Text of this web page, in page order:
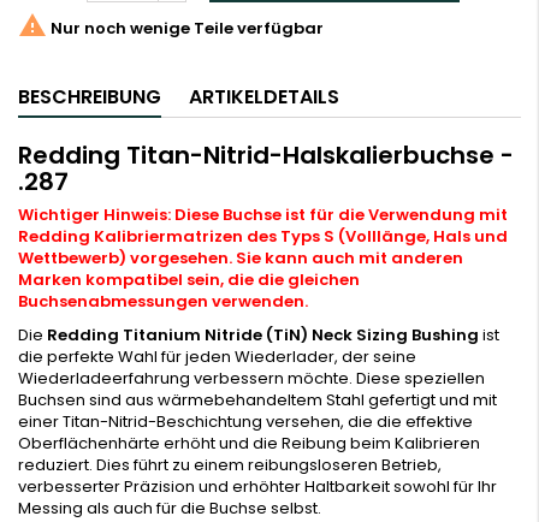
 Nur noch wenige Teile verfügbar
BESCHREIBUNG ARTIKELDETAILS
Redding Titan-Nitrid-Halskalierbuchse -
.287
Wichtiger Hinweis: Diese Buchse ist für die Verwendung mit
Redding Kalibriermatrizen des Typs S (Volllänge, Hals und
Wettbewerb) vorgesehen. Sie kann auch mit anderen
Marken kompatibel sein, die die gleichen
Buchsenabmessungen verwenden.
Die Redding Titanium Nitride (TiN) Neck Sizing Bushing ist
die perfekte Wahl für jeden Wiederlader, der seine
Wiederladeerfahrung verbessern möchte. Diese speziellen
Buchsen sind aus wärmebehandeltem Stahl gefertigt und mit
einer Titan-Nitrid-Beschichtung versehen, die die effektive
Oberflächenhärte erhöht und die Reibung beim Kalibrieren
reduziert. Dies führt zu einem reibungsloseren Betrieb,
verbesserter Präzision und erhöhter Haltbarkeit sowohl für Ihr
Messing als auch für die Buchse selbst.